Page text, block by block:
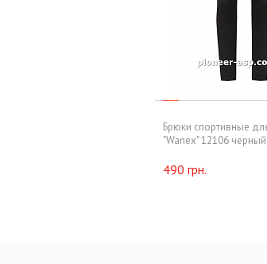
Брюки спортивные
"Wanex" 12106 черный
490 грн.